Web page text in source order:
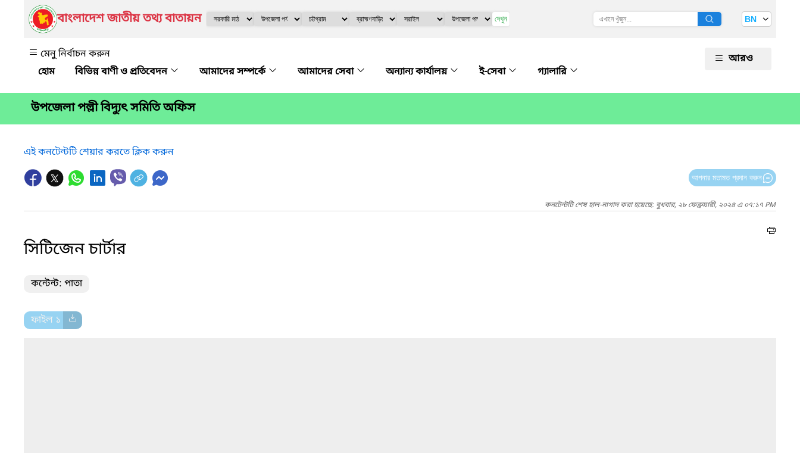
বাংলাদেশ জাতীয় তথ্য বাতায়ন দেখুন BN
মেনু নির্বাচন করুন
বিভিন্ন বাণী ও প্রতিবেদন
আমাদের সম্পর্কে আমাদের সেবা অন্যান্য কার্যালয় ই-সেবা গ্যালারি
আরও
উপজেলা পল্লী বিদ্যুৎ সমিতি অফিস
এই কনটেন্টটি শেয়ার করতে ক্লিক করুন
আপনার মতামত প্রদান করুন
কনটেন্টটি শেষ হাল-নাগাদ করা হয়েছে: বুধবার, ২৮ ফেব্রুয়ারী, ২০২৪ এ ০৭:১৭ PM
সিটিজেন চার্টার
কন্টেন্ট: পাতা
ফাইল ১